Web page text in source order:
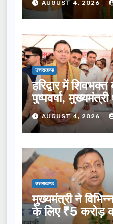
AUGUST 4, 2026
उत्तराखण्ड
हरिद्वार में
पुष्पवर्षा,
प्रक्षालन…
AUGUST 4, 2026
उत्तराखण्ड
मुख्यमंत्री ने
के लिए ₹5 करोड़